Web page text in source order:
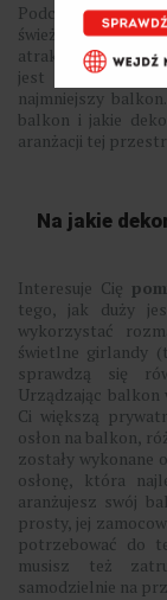
Podczas ciepłych
świeżym
atrakcyjnie
jest całe
najmniejszy
balkon i jakie
aranżacji tej
Na jakie
Interesuje Cię
tego, jak duży
wykorzystać
świetlne girlandy
sprawdzą się
Urządzając
Ci większą
osłon na balkon,
zostały wykonane
osłonę, która
aranżujesz swój
prosty, jej
potrzebować do
musisz też
samodzielnie na